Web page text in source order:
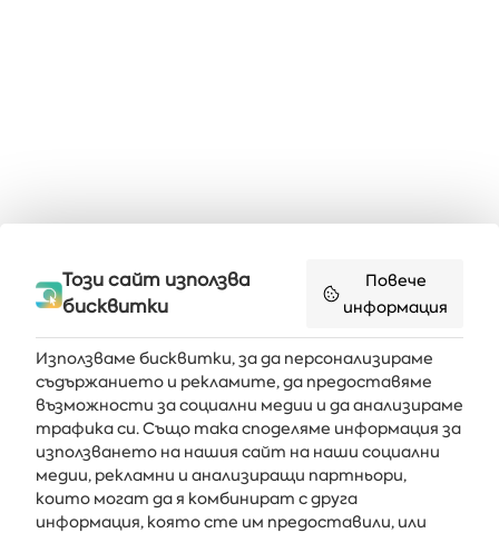
Получавайте последните новини и оферти направо във
вашата пощенска кутия
АБОНИРАЙ СЕ
Този сайт използва
бисквитки
Повече
информация
Използваме бисквитки, за да персонализираме
съдържанието и рекламите, да предоставяме
възможности за социални медии и да анализираме
трафика си. Също така споделяме информация за
използването на нашия сайт на наши социални
медии, рекламни и анализиращи партньори,
които могат да я комбинират с друга
информация, която сте им предоставили, или